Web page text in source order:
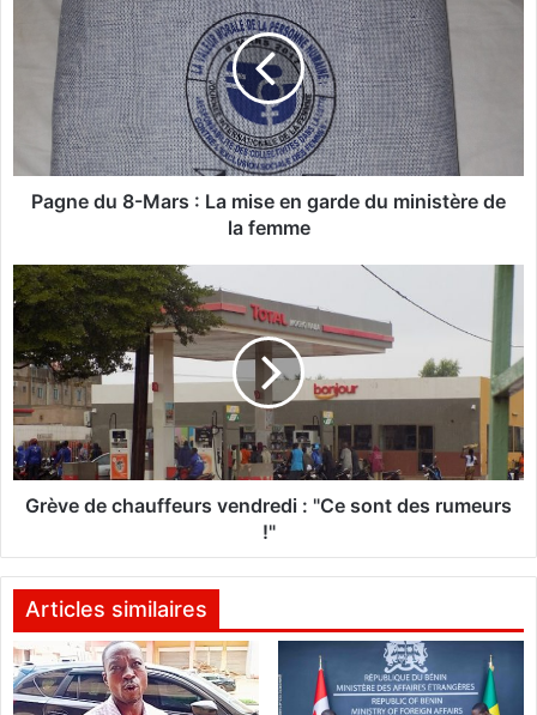
-
s
:
L
a
m
i
s
e
e
r
d
u
m
Pagne du 8-Mars : La mise en garde du ministère de
la femme
G
r
è
v
e
d
e
c
h
f
f
u
r
s
v
Grève de chauffeurs vendredi : "Ce sont des rumeurs
!"
Articles similaires